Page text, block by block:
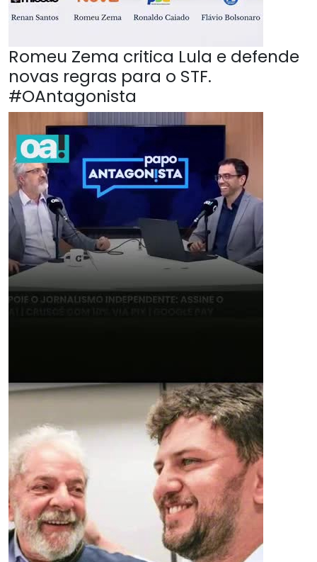
Romeu Zema critica Lula e defende
novas regras para o STF.
#OAntagonista